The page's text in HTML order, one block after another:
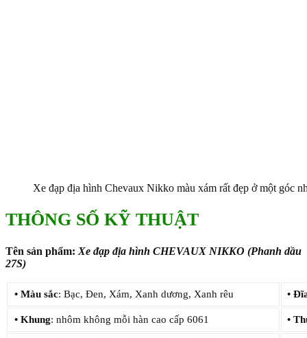
Xe đạp địa hình Chevaux Nikko màu xám rất đẹp ở một góc
THÔNG SỐ KỸ THUẬT
Tên sản phẩm: Xe đạp địa hình CHEVAUX NIKKO (Phanh dầu
27S)
• Màu sắc: Bạc, Đen, Xám, Xanh dương, Xanh rêu •
• Khung: nhôm không mỗi hàn cao cấp 6061 •